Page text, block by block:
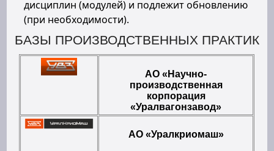
дисциплин (модулей) и подлежит обновлению
(при необходимости).
БАЗЫ ПРОИЗВОДСТВЕННЫХ ПРАКТИК
АО «Научно-
производственная
корпорация
«Уралвагонзавод»
АО «Уралкриомаш»